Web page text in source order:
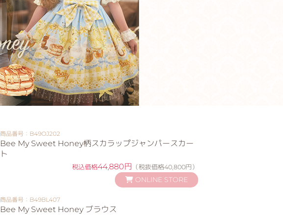
商品番号：B49OJ202
Bee My Sweet Honey柄スカラップジャンパースカー
ト
税込価格44,880円 （税抜価格40,800円）
ONLINE STORE
商品番号：B49BL407
Bee My Sweet Honey ブラウス